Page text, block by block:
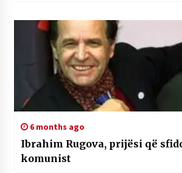
6 months ago
Ibrahim Rugova, prijësi që
komunist